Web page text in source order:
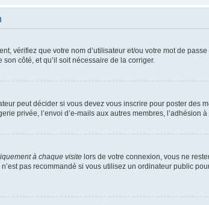
vérifiez que votre nom d’utilisateur et/ou votre mot de
côté, et qu’il soit nécessaire de la corriger.
peut décider si vous devez vous inscrire pour poster
privée, l’envoi d’e-mails aux autres membres, l’adhésion
à chaque visite lors de votre connexion, vous ne
pas recommandé si vous utilisez un ordinateur public